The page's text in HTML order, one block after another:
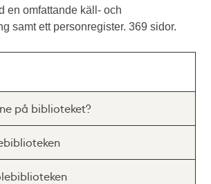
en omfattande käll- och
samt ett personregister. 369 sidor.
på biblioteket?